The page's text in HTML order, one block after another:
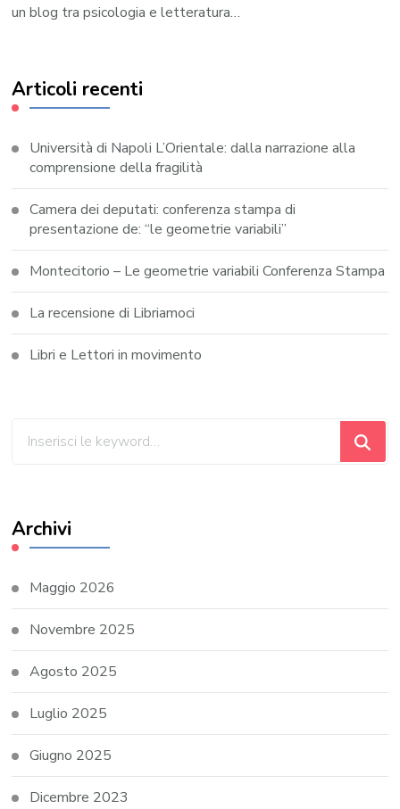
un blog tra psicologia e letteratura…
Articoli recenti
Università di Napoli L’Orientale: dalla narrazione alla
comprensione della fragilità
Camera dei deputati: conferenza stampa di
presentazione de: “le geometrie variabili”
Montecitorio – Le geometrie variabili Conferenza Stampa
La recensione di Libriamoci
Libri e Lettori in movimento
Archivi
Maggio 2026
Novembre 2025
Agosto 2025
Luglio 2025
Giugno 2025
Dicembre 2023